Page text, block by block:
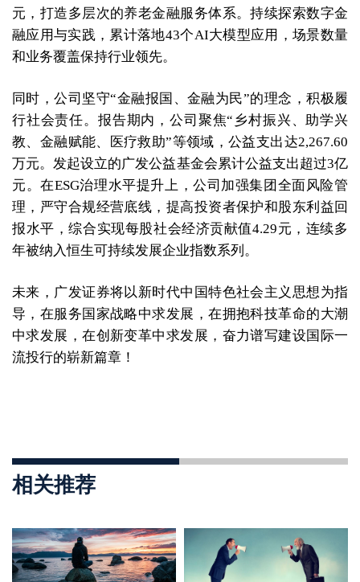
元，打造多层次的养老金融服务体系。持续探索数字金
融应用与实践，累计落地43个AI大模型应用，场景数量
和业务覆盖保持行业领先。
同时，公司坚守“金融报国、金融为民”的理念，积极履
行社会责任。报告期内，公司聚焦“乡村振兴、助学兴
教、金融赋能、医疗救助”等领域，公益支出达2,267.60
万元。发起设立的广发公益基金会累计公益支出超过3亿
元。在ESG治理水平提升上，公司加强集团全面风险管
理，严守合规经营底线，提高投资者保护和股东利益回
报水平，综合实现每股社会经济贡献值4.29元，连续多
年被纳入恒生可持续发展企业指数系列。
未来，广发证券将以新时代中国特色社会主义思想为指
导，在服务国家战略中求发展，在拥抱科技革命的大潮
中求发展，在创新变革中求发展，奋力谱写建设国际一
流投行的崭新篇章！
相关推荐